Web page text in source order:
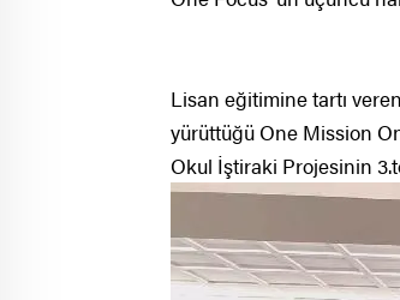
Lisan eğitimine tartı
yürüttüğü One Mission
Okul İştiraki Projesinin